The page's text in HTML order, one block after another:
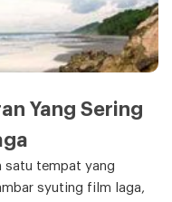
Yang Sering
satu tempat yang
syuting film laga,